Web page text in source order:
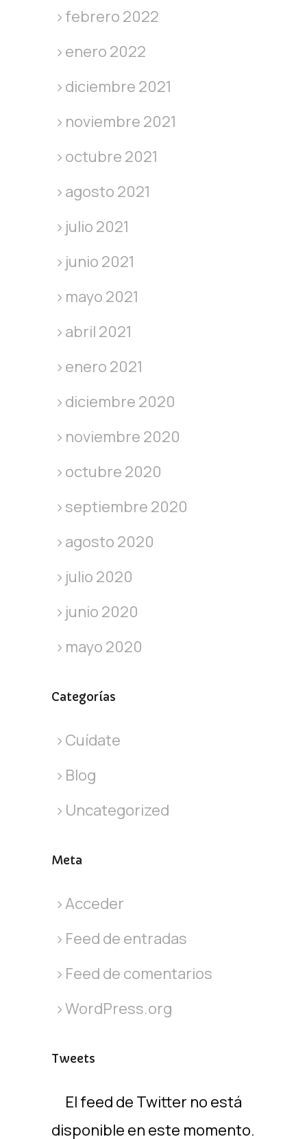
febrero 2022
enero 2022
diciembre 2021
noviembre 2021
octubre 2021
agosto 2021
julio 2021
junio 2021
mayo 2021
abril 2021
enero 2021
diciembre 2020
noviembre 2020
octubre 2020
septiembre 2020
agosto 2020
julio 2020
junio 2020
mayo 2020
Categorías
Cuídate
Blog
Uncategorized
Meta
Acceder
Feed de entradas
Feed de comentarios
WordPress.org
Tweets
El feed de Twitter no está
disponible en este momento.